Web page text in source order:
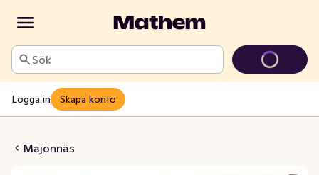
Sök
Logga in Skapa konto
Majonnäs
Majonnäs